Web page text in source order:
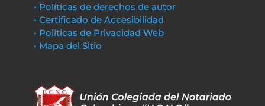
• Políticas de derechos de autor
• Certificado de Accesibilidad
• Políticas de Privacidad Web
• Mapa del Sitio